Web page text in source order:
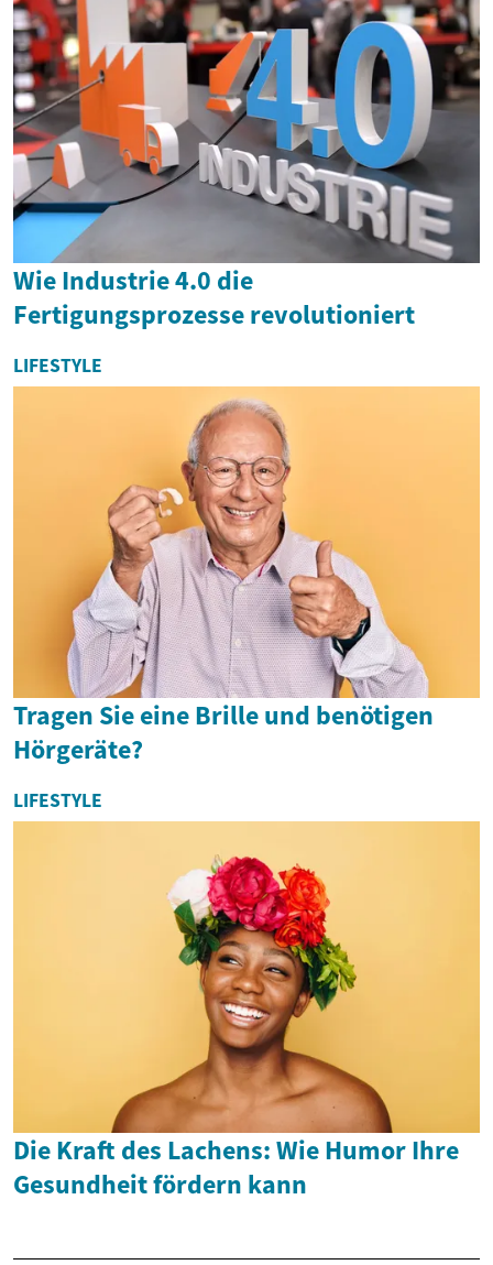
Wie Industrie 4.0 die
Fertigungsprozesse revolutioniert
LIFESTYLE
Tragen Sie eine Brille und benötigen
Hörgeräte?
LIFESTYLE
Die Kraft des Lachens: Wie Humor Ihre
Gesundheit fördern kann